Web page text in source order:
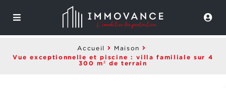
Accueil Maison
Vue exceptionnelle et piscine : villa familiale sur 4
300 m² de terrain